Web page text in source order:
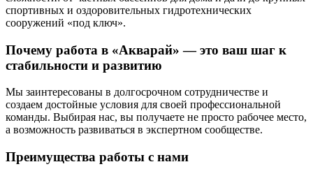
спортивных и оздоровительных гидротехнических
сооружений «под ключ».
Почему работа в «Акварай» — это ваш шаг к
стабильности и развитию
Мы заинтересованы в долгосрочном сотрудничестве и
создаем достойные условия для своей профессиональной
команды. Выбирая нас, вы получаете не просто рабочее место,
а возможность развиваться в экспертном сообществе.
Преимущества работы с нами